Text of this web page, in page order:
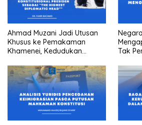
Ahmad Muzani Jadi Utusan
Khusus ke Pemakaman
Khamenei, Kedudukan
sebagai “the highest
diplomatic head””
Tak